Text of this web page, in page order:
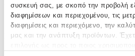
συσκευή σας, με σκοπό την προβολή
διαφημίσεων και περιεχομένου, τις
διαφημίσεις και περιεχόμενο, την
μας και την ανάπτυξη προϊόντων.
Επιχρυσωμένο
Ναι
Περιεχόμενα Σετ:
Δαχτυλίδι